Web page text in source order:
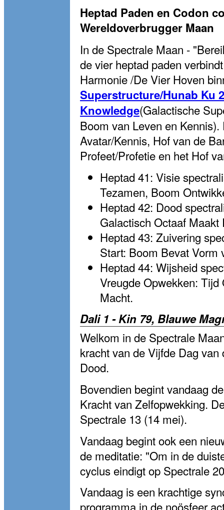
Heptad Paden en Codon
Wereldoverbrugger Maan
In de Spectrale Maan -
de vier heptad paden
Harmonie /De Vier Hoven
Superstructure/Hunab Ku
Knowledge(Galactische
Boom van Leven en
Avatar/Kennis, Hof van de
Profeet/Profetie en het Hof
Heptad 41: Visie
Tezamen, Boom
Heptad 42: Dood
Galactisch Octaaf
Heptad 43: Zuivering
Start: Boom Bevat Vorm
Heptad 44: Wijsheid
Vreugde Opwekken:
Macht.
Dali 1 - Kin 79, Blauwe
Welkom in de Spectrale
kracht van de Vijfde Dag
Dood.
Bovendien begint vandaag
Kracht van Zelfopwekking.
Spectrale 13 (14 mei).
Vandaag begint ook een
de meditatie: "Om in de
cyclus eindigt op Spectrale
Vandaag is een krachtige
programma in de noösfeer